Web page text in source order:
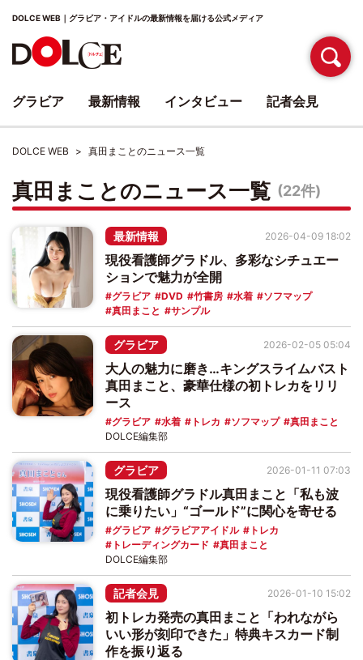
DOLCE WEB｜グラビア・アイドルの最新情報を届ける公式メディア
DOLCE WEB 真田まことのニュース一覧
真田まことのニュース一覧 (22件)
最新情報
現役看護師グラドル、多彩なシチュエー
ションで魅力が全開
グラビア DVD 竹書房 水着
ソフマップ
真田まこと
サンプル
2026-04-09 18:02
グラビア
大人の魅力に磨き…キングスライムバスト
真田まこと、豪華仕様の初トレカをリリ
ース
グラビア 水着 トレカ ソフマップ 真田まこと
2026-02-05 05:04
DOLCE編集部
グラビア
現役看護師グラドル真田まこと「私も波
に乗りたい」“ゴールド”に関心を寄せる
グラビア グラビアアイドル
トレカ
トレーディングカード
真田まこと
2026-01-11 07:03
DOLCE編集部
記者会見
初トレカ発売の真田まこと「われながら
いい形が刻印できた」特典キスカード制
作を振り返る
2026-01-10 15:02
グラビア 最新情報 インタビュー 記者会見